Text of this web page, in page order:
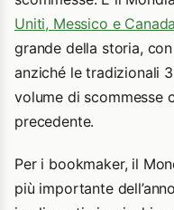
Uniti, Messico e Canada
grande della storia,
anziché le tradizionali
volume di scommesse
precedente.
Per i bookmaker, il
più importante